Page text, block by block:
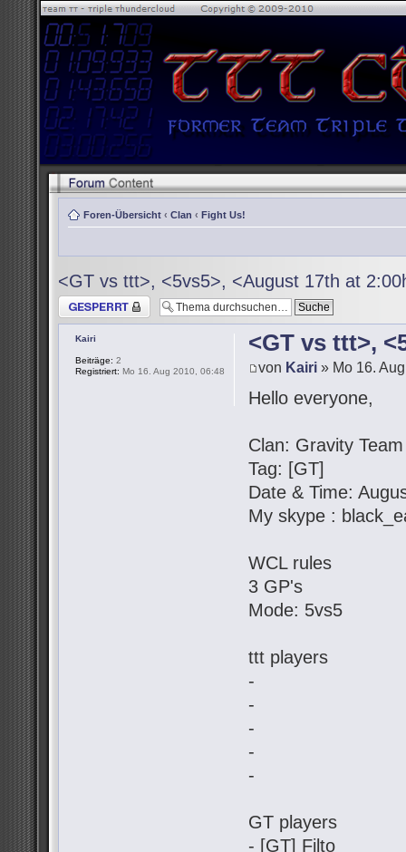
Foren-Übersicht ‹ Clan ‹ Fight Us!
<GT vs ttt>, <5vs5>, <August 17th at
Thema gesperrt
<GT vs ttt>,
von Kairi » Mo 16.
Hello everyone,
Clan: Gravity Team
Tag: [GT]
Date & Time:
My skype :
WCL rules
3 GP's
Mode: 5vs5
ttt players
-
-
-
-
-
GT players
- [GT] Filto
Kairi
Beiträge: 2
Registriert: Mo 16. Aug 2010, 06:48